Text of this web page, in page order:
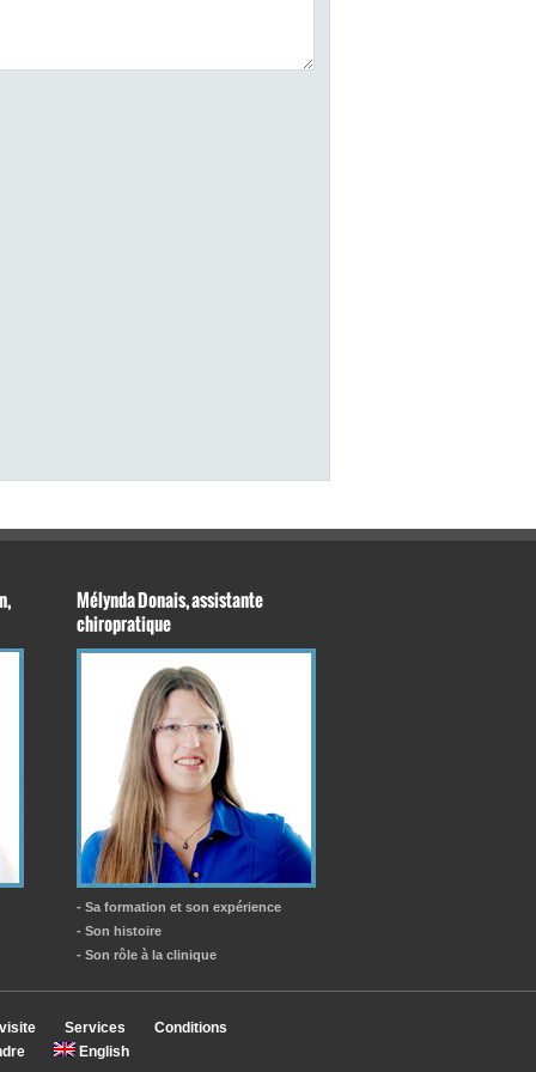
Mélynda Donais, assistante
chiropratique
- Sa formation et son expérience
- Son histoire
- Son rôle à la clinique
Services
Conditions
English